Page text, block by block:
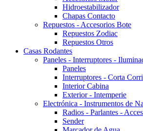
Hidroestabilizador
Chapas Contacto
Repuestos - Accesorios Bote
Repuestos Zodiac
Repuestos Otros
Casas Rodantes
Paneles - Interruptores -
Paneles
Interruptores - Corta
Interior Cabina
Exterior - Intemperie
Electrónica - Instrumentos de
Radios - Parlantes -
Sender